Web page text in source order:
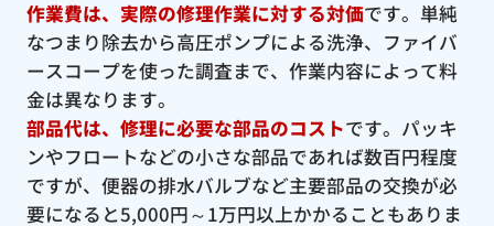
作業費は、実際の修理作業に対する対価です。単純
なつまり除去から高圧ポンプによる洗浄、ファイバ
ースコープを使った調査まで、作業内容によって料
金は異なります。
部品代は、修理に必要な部品のコストです。パッキ
ンやフロートなどの小さな部品であれば数百円程度
ですが、便器の排水バルブなど主要部品の交換が必
要になると5,000円～1万円以上かかることもありま